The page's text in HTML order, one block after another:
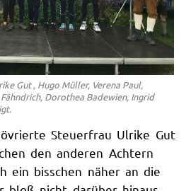
Gut , Hugo Müller, Verena Paul,
Dorothea Badewien, Ingrid
Steuerfrau Ulrike Gut
den anderen Achtern
ein bisschen näher an die